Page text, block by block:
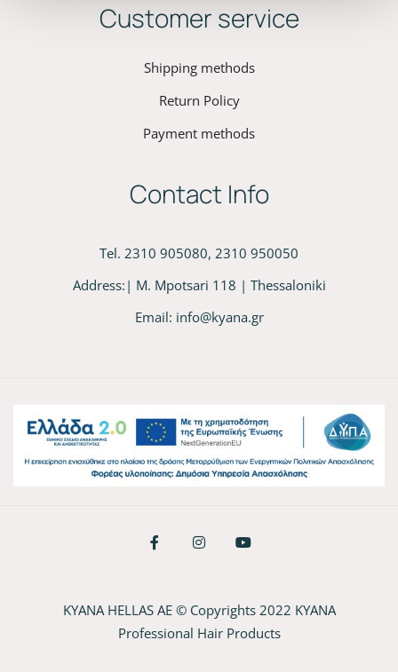
Customer service
Shipping methods
Return Policy
Payment methods
Contact Info
Tel. 2310 905080, 2310 950050
Address:| M. Mpotsari 118 | Thessaloniki
Email: info@kyana.gr
KYANA HELLAS AE © Copyrights 2022 KYANA
Professional Hair Products